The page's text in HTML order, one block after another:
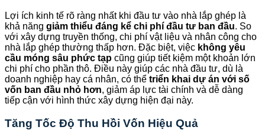
Lợi ích kinh tế rõ ràng nhất khi đầu tư vào nhà lắp ghép là
khả năng giảm thiểu đáng kể chi phí đầu tư ban đầu. So
với xây dựng truyền thống, chi phí vật liệu và nhân công cho
nhà lắp ghép thường thấp hơn. Đặc biệt, việc không yêu
cầu móng sâu phức tạp cũng giúp tiết kiệm một khoản lớn
chi phí cho phần thô. Điều này giúp các nhà đầu tư, dù là
doanh nghiệp hay cá nhân, có thể triển khai dự án với số
vốn ban đầu nhỏ hơn, giảm áp lực tài chính và dễ dàng
tiếp cận với hình thức xây dựng hiện đại này.
Tăng Tốc Độ Thu Hồi Vốn Hiệu Quả